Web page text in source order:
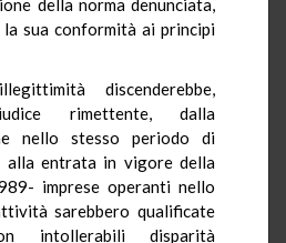
della norma denunciata,
la sua conformità ai principi
discenderebbe,
rimettente, dalla
nello stesso periodo di
alla entrata in vigore della
imprese operanti nello
sarebbero qualificate
intollerabili disparità